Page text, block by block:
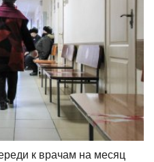
к врачам на месяц